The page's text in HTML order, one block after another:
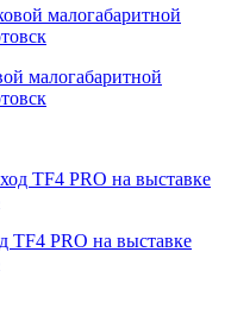
малогабаритной
TF4 PRO на выставке